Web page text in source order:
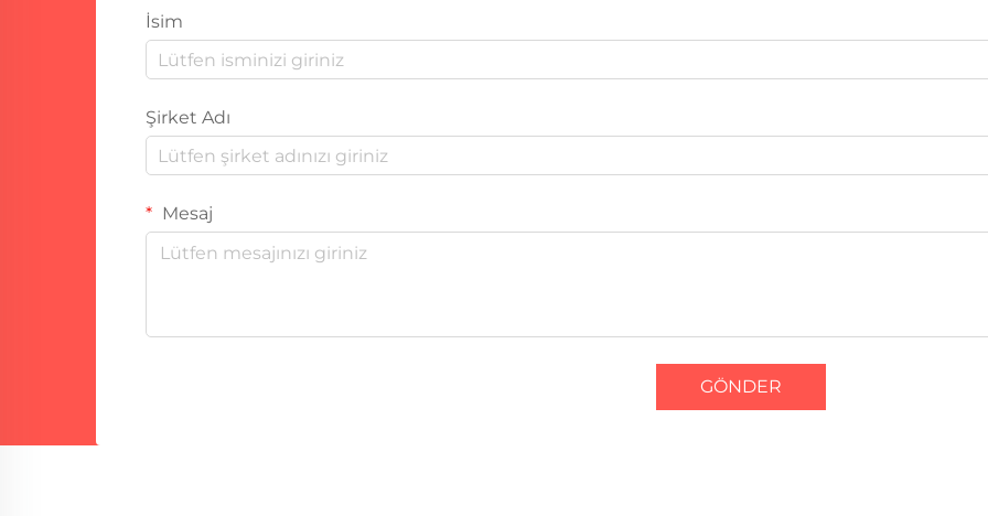
İsim
Şirket Adı
Mesaj
GÖNDER